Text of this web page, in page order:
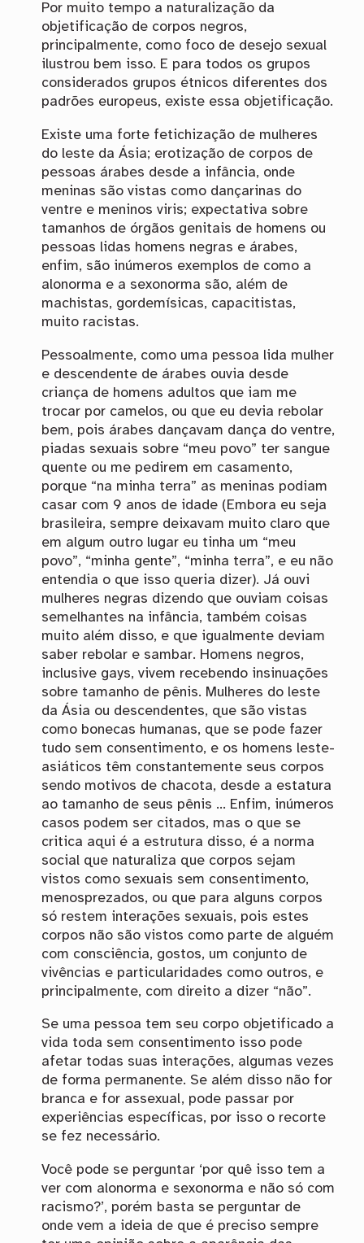
Por muito tempo a naturalização da
objetificação de corpos negros,
principalmente, como foco de desejo sexual
ilustrou bem isso. E para todos os grupos
considerados grupos étnicos diferentes dos
padrões europeus, existe essa objetificação.
Existe uma forte fetichização de mulheres
do leste da Ásia; erotização de corpos de
pessoas árabes desde a infância, onde
meninas são vistas como dançarinas do
ventre e meninos viris; expectativa sobre
tamanhos de órgãos genitais de homens ou
pessoas lidas homens negras e árabes,
enfim, são inúmeros exemplos de como a
alonorma e a sexonorma são, além de
machistas, gordemísicas, capacitistas,
muito racistas.
Pessoalmente, como uma pessoa lida mulher
e descendente de árabes ouvia desde
criança de homens adultos que iam me
trocar por camelos, ou que eu devia rebolar
bem, pois árabes dançavam dança do ventre,
piadas sexuais sobre “meu povo” ter sangue
quente ou me pedirem em casamento,
porque “na minha terra” as meninas podiam
casar com 9 anos de idade (Embora eu seja
brasileira, sempre deixavam muito claro que
em algum outro lugar eu tinha um “meu
povo”, “minha gente”, “minha terra”, e eu não
entendia o que isso queria dizer). Já ouvi
mulheres negras dizendo que ouviam coisas
semelhantes na infância, também coisas
muito além disso, e que igualmente deviam
saber rebolar e sambar. Homens negros,
inclusive gays, vivem recebendo insinuações
sobre tamanho de pênis. Mulheres do leste
da Ásia ou descendentes, que são vistas
como bonecas humanas, que se pode fazer
tudo sem consentimento, e os homens leste-
asiáticos têm constantemente seus corpos
sendo motivos de chacota, desde a estatura
ao tamanho de seus pênis … Enfim, inúmeros
casos podem ser citados, mas o que se
critica aqui é a estrutura disso, é a norma
social que naturaliza que corpos sejam
vistos como sexuais sem consentimento,
menosprezados, ou que para alguns corpos
só restem interações sexuais, pois estes
corpos não são vistos como parte de alguém
com consciência, gostos, um conjunto de
vivências e particularidades como outros, e
principalmente, com direito a dizer “não”.
Se uma pessoa tem seu corpo objetificado a
vida toda sem consentimento isso pode
afetar todas suas interações, algumas vezes
de forma permanente. Se além disso não for
branca e for assexual, pode passar por
experiências específicas, por isso o recorte
se fez necessário.
Você pode se perguntar ‘por quê isso tem a
ver com alonorma e sexonorma e não só com
racismo?’, porém basta se perguntar de
onde vem a ideia de que é preciso sempre